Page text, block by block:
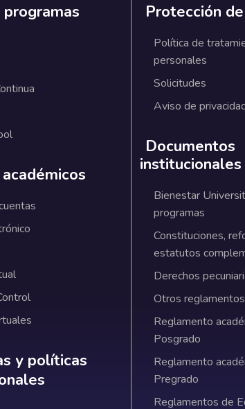
y políticas institucionales
y políticas
Protección
Política de
personales
Solicitudes
Aviso de
Documentos
Bienestar
programas
Constituciones,
estatutos
Derechos
Otros reglamentos
Reglamento
Posgrado
Reglamento
Pregrado
Reglamentos de